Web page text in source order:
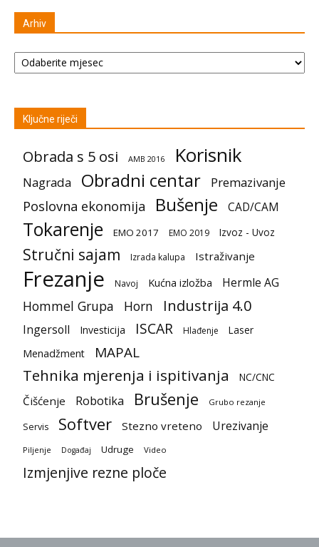
Arhiv
Arhiv
Ključne riječi
Obrada s 5 osi AMB 2016 Korisnik
Nagrada Obradni centar Premazivanje
Poslovna ekonomija Bušenje CAD/CAM
Tokarenje EMO 2017 EMO 2019 Izvoz - Uvoz
Stručni sajam Izrada kalupa Istraživanje
Frezanje Navoj Kućna izložba Hermle AG
Hommel Grupa Horn Industrija 4.0
Ingersoll Investicija ISCAR Hlađenje
Laser
Menadžment
MAPAL
Tehnika mjerenja i ispitivanja NC/CNC
Čišćenje Robotika Brušenje Grubo rezanje
Servis Softver Stezno vreteno Urezivanje
Piljenje Događaj Udruge Video
Izmjenjive rezne ploče